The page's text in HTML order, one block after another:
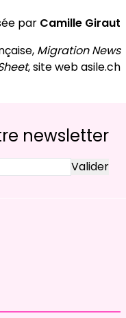
par Camille Giraut
Migration News
, site web asile.ch
newsletter